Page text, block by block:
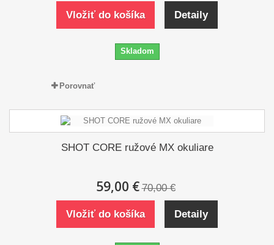
Vložiť do košíka Detaily
Skladom
Porovnať
SHOT CORE ružové MX okuliare
59,00 € 70,00 €
Vložiť do košíka Detaily